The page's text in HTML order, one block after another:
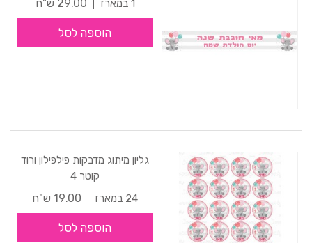
1 במארז
29.00 ש"ח
הוספה לסל
גליון מיתוג מדבקות פילפילון ורוד
קוטר 4
24 במארז
19.00 ש"ח
הוספה לסל